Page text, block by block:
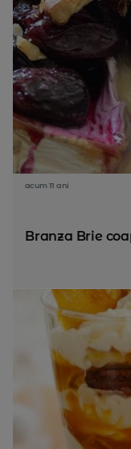
acum 11 ani
Branza Brie